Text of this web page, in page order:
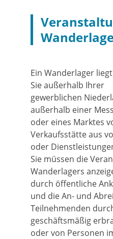
Ein Wanderlager
Sie außerhalb Ihrer
gewerblichen
außerhalb einer
oder eines Marktes
Verkaufsstätte aus
oder
Sie müssen die
Wanderlagers
durch öffentliche
und die An- und
Teilnehmenden
geschäftsmäßig
oder von Personen